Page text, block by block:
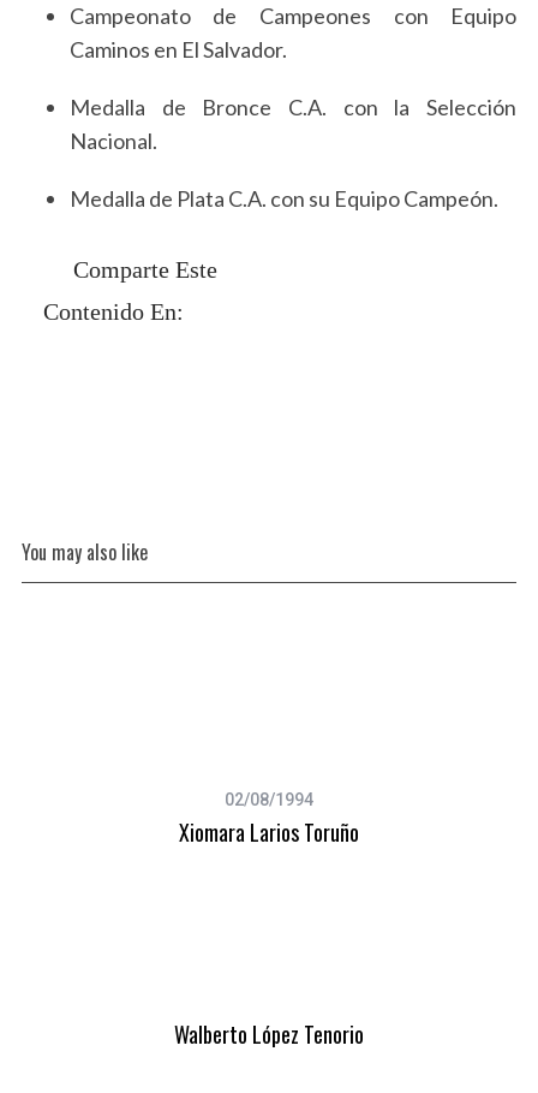
Campeonato de Campeones con Equipo
Caminos en El Salvador.
Medalla de Bronce C.A. con la Selección
Nacional.
Medalla de Plata C.A. con su Equipo Campeón.
Comparte Este
Contenido En:
You may also like
02/08/1994
Xiomara Larios Toruño
Walberto López Tenorio